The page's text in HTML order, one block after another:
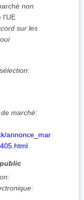
non
l'UE
sur les
oui
:
marché:
annonce_mar
:
: